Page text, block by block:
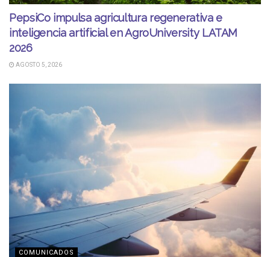
PepsiCo impulsa agricultura regenerativa e
inteligencia artificial en AgroUniversity LATAM
2026
AGOSTO 5, 2026
COMUNICADOS